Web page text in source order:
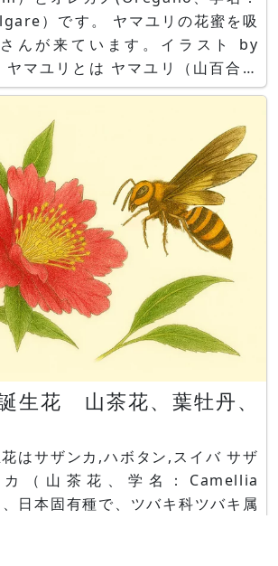
ヤマユリの花蜜を吸
んが来ています。イラスト by
）とは、日本原産でユリ科
物です。近畿地方以北の山地の林縁
生花 山茶花、葉牡丹、
はサザンカ,ハボタン,スイバ サザ
（山茶花、学名：Camellia
日本固有種で、ツバキ科ツバキ属